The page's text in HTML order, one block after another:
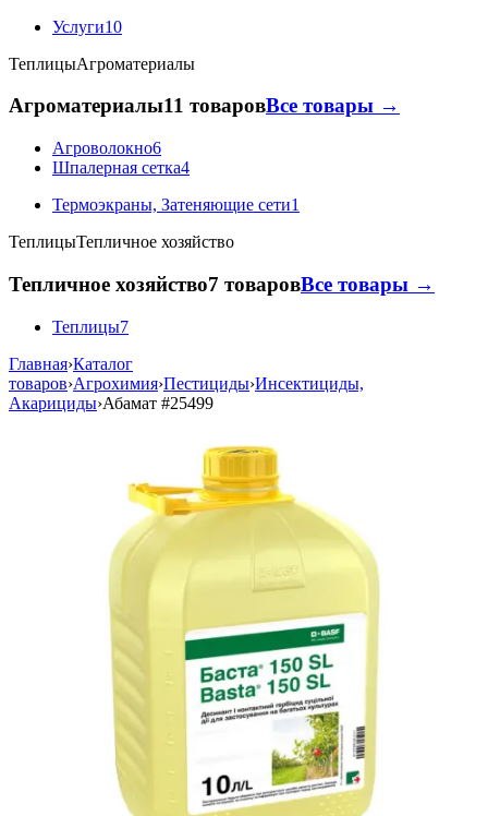
Услуги10
ТеплицыАгроматериалы
Агроматериалы11 товаровВсе товары →
Агроволокно6
Шпалерная сетка4
Термоэкраны, Затеняющие сети1
ТеплицыТепличное хозяйство
Тепличное хозяйство7 товаровВсе товары →
Теплицы7
Главная›Каталог
товаров›Агрохимия›Пестициды›Инсектициды,
Акарициды›Абамат #25499